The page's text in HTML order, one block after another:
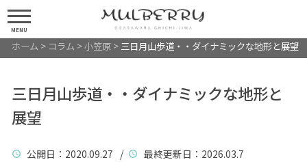
MENU
ホーム > コラム >小笠原> 三日月山歩道・・ダイナミックな地形と展望
三日月山歩道・・ダイナミックな地形と
展望
公開日 ：2020.09.27 / 最終更新日 ：2026.03.7